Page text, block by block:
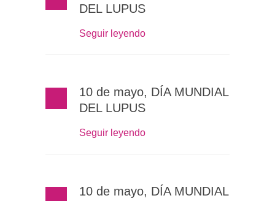
DEL LUPUS
Seguir leyendo
10 de mayo, DÍA MUNDIAL
DEL LUPUS
Seguir leyendo
10 de mayo, DÍA MUNDIAL